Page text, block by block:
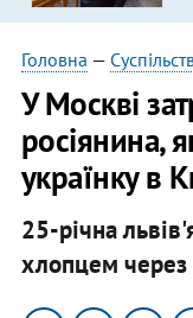
Головна —
У Москві
росіянина,
українку в
25-річна
хлопцем